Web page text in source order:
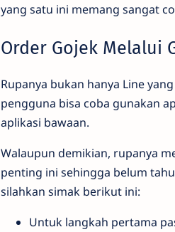
yang satu ini memang sangat
Order Gojek Melalui
Rupanya bukan hanya Line
pengguna bisa coba gunakan
aplikasi bawaan.
Walaupun demikian, rupanya
penting ini sehingga belum
silahkan simak berikut ini:
Untuk langkah pertama